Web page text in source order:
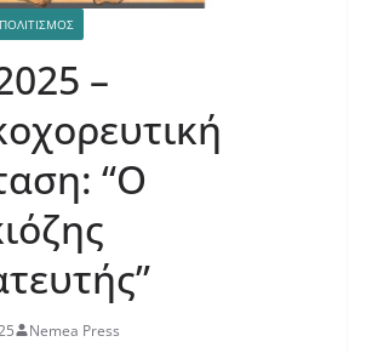
ΠΟΛΙΤΙΣΜΟΣ
–
“Ο
Nemea Press